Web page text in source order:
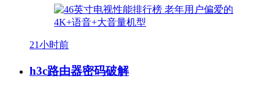
21小时前
h3c路由器密码破解